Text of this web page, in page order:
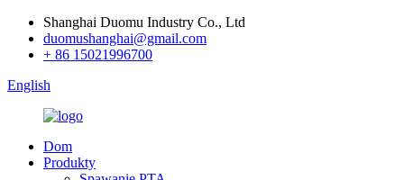
Shanghai Duomu Industry Co., Ltd
duomushanghai@gmail.com
+ 86 15021996700
English
Dom
Produkty